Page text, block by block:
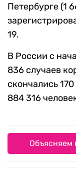
Петербурге (1
19.
В России с
836 случаев
скончались
884 316
Объясняем